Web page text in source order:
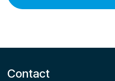
Contact